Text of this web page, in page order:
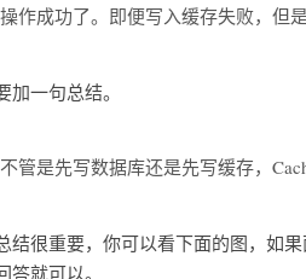
操作成功了。即便写入缓存失败，但
加一句总结。
不管是先写数据库还是先写缓存，
结很重要，你可以看下面的图，如
答就可以。